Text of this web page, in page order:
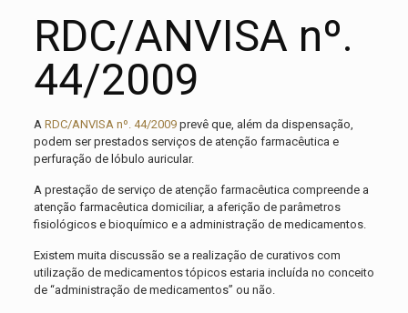
RDC/ANVISA nº.
44/2009
A RDC/ANVISA nº. 44/2009prevê que, além da dispensação,
podem ser prestados serviços de atenção farmacêutica e
perfuração de lóbulo auricular.
A prestação de serviço de atenção farmacêutica compreende a
atenção farmacêutica domiciliar, a aferição de parâmetros
fisiológicos e bioquímico e a administração de medicamentos.
Existem muita discussão se a realização de curativos com
utilização de medicamentos tópicos estaria incluída no conceito
de “administração de medicamentos” ou não.